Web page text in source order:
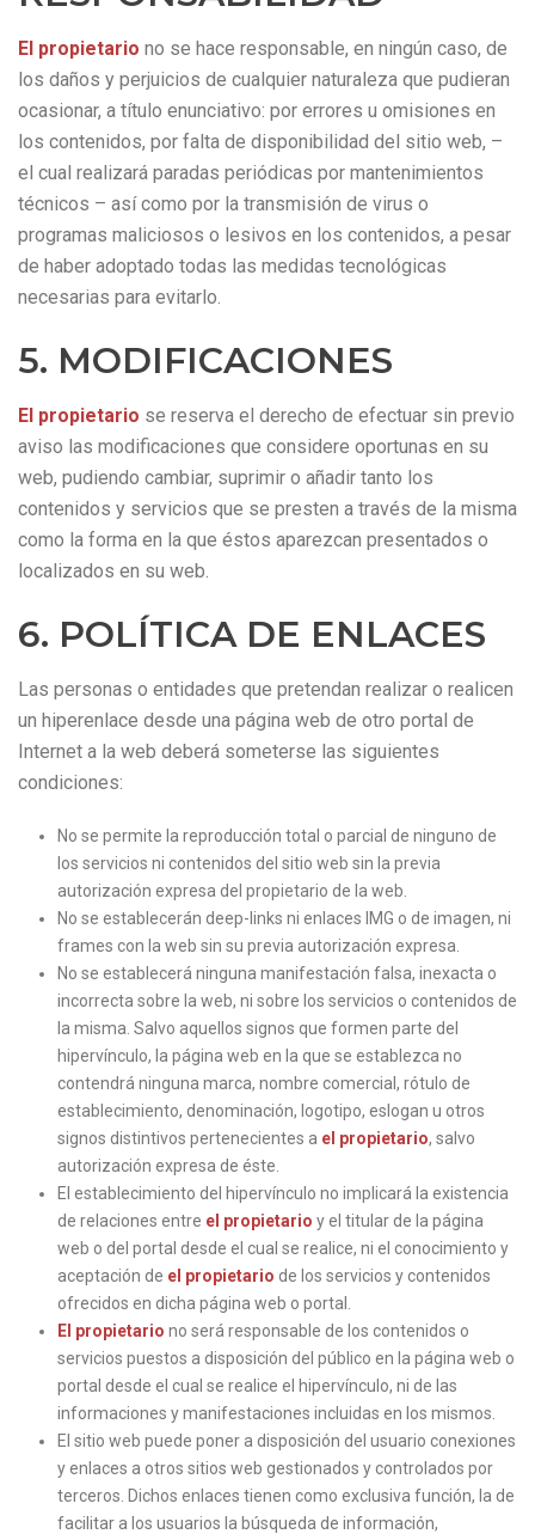
El propietario no se hace responsable, en ningún caso, de
los daños y perjuicios de cualquier naturaleza que pudieran
ocasionar, a título enunciativo: por errores u omisiones en
los contenidos, por falta de disponibilidad del sitio web, –
el cual realizará paradas periódicas por mantenimientos
técnicos – así como por la transmisión de virus o
programas maliciosos o lesivos en los contenidos, a pesar
de haber adoptado todas las medidas tecnológicas
necesarias para evitarlo.
5. MODIFICACIONES
El propietario se reserva el derecho de efectuar sin previo
aviso las modificaciones que considere oportunas en su
web, pudiendo cambiar, suprimir o añadir tanto los
contenidos y servicios que se presten a través de la misma
como la forma en la que éstos aparezcan presentados o
localizados en su web.
6. POLÍTICA DE ENLACES
Las personas o entidades que pretendan realizar o realicen
un hiperenlace desde una página web de otro portal de
Internet a la web deberá someterse las siguientes
condiciones:
No se permite la reproducción total o parcial de ninguno de
los servicios ni contenidos del sitio web sin la previa
autorización expresa del propietario de la web.
No se establecerán deep-links ni enlaces IMG o de imagen, ni
frames con la web sin su previa autorización expresa.
No se establecerá ninguna manifestación falsa, inexacta o
incorrecta sobre la web, ni sobre los servicios o contenidos de
la misma. Salvo aquellos signos que formen parte del
hipervínculo, la página web en la que se establezca no
contendrá ninguna marca, nombre comercial, rótulo de
establecimiento, denominación, logotipo, eslogan u otros
signos distintivos pertenecientes a el propietario, salvo
autorización expresa de éste.
El establecimiento del hipervínculo no implicará la existencia
de relaciones entre el propietario y el titular de la página
web o del portal desde el cual se realice, ni el conocimiento y
aceptación de el propietario de los servicios y contenidos
ofrecidos en dicha página web o portal.
El propietario no será responsable de los contenidos o
servicios puestos a disposición del público en la página web o
portal desde el cual se realice el hipervínculo, ni de las
informaciones y manifestaciones incluidas en los mismos.
El sitio web puede poner a disposición del usuario conexiones
y enlaces a otros sitios web gestionados y controlados por
terceros. Dichos enlaces tienen como exclusiva función, la de
facilitar a los usuarios la búsqueda de información,